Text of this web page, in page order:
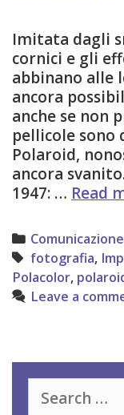
Imitata dagli
cornici e gli
abbinano alle
ancora
anche se non
pellicole sono
Polaroid,
ancora
1947: … Read
Categories
Comunicazione
Tags
fotografia,
Polacolor,
Leave a
for: